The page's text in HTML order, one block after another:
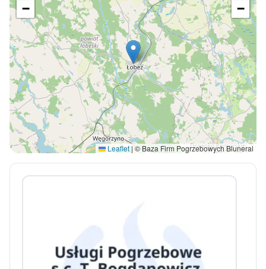
−
−
Leaflet|© Baza Firm Pogrzebowych Bluneral